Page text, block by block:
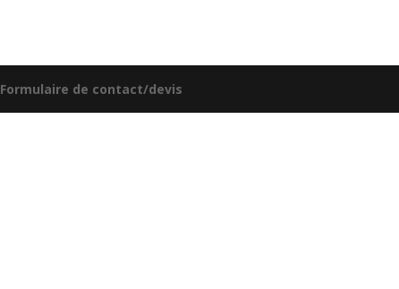
Formulaire de contact/devis